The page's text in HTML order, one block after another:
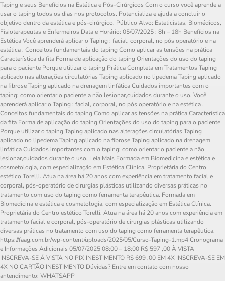
Taping e seus Benefícios na Estética e Pós-Cirúrgicos Com o curso você aprende a
usar o taping todos os dias nos protocolos. Potencializa e ajuda a concluir o
objetivo dentro da estética e pós-cirúrgico. Público Alvo: Esteticistas, Biomédicos,
Fisioterapeutas e Enfermeiros Data e Horário: 05/07/2025 : 8h – 18h Benefícios na
Estética Você aprenderá aplicar o Taping : facial, corporal, no pós operatório e na
estética . ⁠Conceitos fundamentais do taping ⁠Como aplicar as tensões na prática
⁠Característica da fita ⁠Forma de aplicação do taping ⁠Orientações do uso do taping
para o paciente ⁠Porque utilizar o taping Prática Completa em Tratamentos Taping
aplicado nas alterações circulatórias ⁠Taping aplicado no lipedema ⁠Taping aplicado
na fibrose ⁠Taping aplicado na drenagem linfática Cuidados importantes com o
taping: como orientar o paciente a não lesionar,cuidados durante o uso. Você
aprenderá aplicar o Taping : facial, corporal, no pós operatório e na estética .
⁠Conceitos fundamentais do taping ⁠Como aplicar as tensões na prática ⁠Característica
da fita ⁠Forma de aplicação do taping ⁠Orientações do uso do taping para o paciente
⁠Porque utilizar o taping Taping aplicado nas alterações circulatórias ⁠Taping
aplicado no lipedema ⁠Taping aplicado na fibrose ⁠Taping aplicado na drenagem
linfática Cuidados importantes com o taping: como orientar o paciente a não
lesionar,cuidados durante o uso. Leia Mais Formada em Biomedicina e estética e
cosmetologia, com especialização em Estética Clínica. Proprietária do Centro
estético Torelli. Atua na área há 20 anos com experiência em tratamento facial e
corporal, pós-operatório de cirurgias plásticas utilizando diversas práticas no
tratamento com uso do taping como ferramenta terapêutica. Formada em
Biomedicina e estética e cosmetologia, com especialização em Estética Clínica.
Proprietária do Centro estético Torelli. Atua na área há 20 anos com experiência em
tratamento facial e corporal, pós-operatório de cirurgias plásticas utilizando
diversas práticas no tratamento com uso do taping como ferramenta terapêutica.
https://faag.com.br/wp-content/uploads/2025/05/Curso-Taping-1.mp4 Cronograma
e Informações Adicionais 05/07/2025 08:00 – 18:00 R$ 597 ,00 À VISTA
INSCREVA-SE Á VISTA NO PIX INESTIMENTO R$ 699 ,00 EM 4X INSCREVA-SE EM
4X NO CARTÃO INESTIMENTO Dúvidas? Entre em contato com nosso
antendimento: WHATSAPP